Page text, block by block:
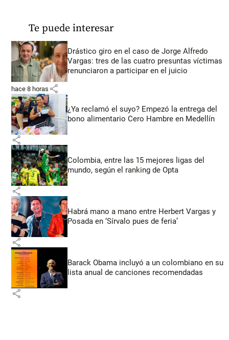
Te puede interesar
Drástico giro en el caso de Jorge Alfredo
Vargas: tres de las cuatro presuntas víctimas
renunciaron a participar en el juicio
hace 8 horas share
¿Ya reclamó el suyo? Empezó la entrega del
bono alimentario Cero Hambre en Medellín
share
Colombia, entre las 15 mejores ligas del
mundo, según el ranking de Opta
share
Habrá mano a mano entre Herbert Vargas y
Posada en ‘Sírvalo pues de feria’
share
Barack Obama incluyó a un colombiano en su
lista anual de canciones recomendadas
share